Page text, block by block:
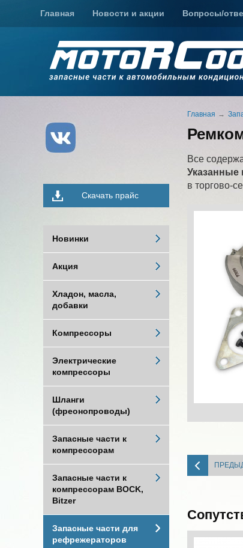
Главная Новости и акции Вопросы/
Главная
Все
Указанные
в торгово-
Скачать прайс
Новинки
Акция
Хладон, масла,
добавки
Компрессоры
Электрические
компрессоры
Шланги
(фреонопроводы)
Запасные части к
компрессорам
Запасные части к
компрессорам BOCK,
Bitzer
Запасные части для
рефрежераторов